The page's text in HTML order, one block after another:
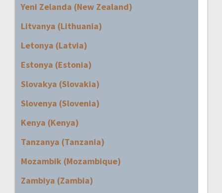
Yeni Zelanda (New Zealand)
Litvanya (Lithuania)
Letonya (Latvia)
Estonya (Estonia)
Slovakya (Slovakia)
Slovenya (Slovenia)
Kenya (Kenya)
Tanzanya (Tanzania)
Mozambik (Mozambique)
Zambiya (Zambia)